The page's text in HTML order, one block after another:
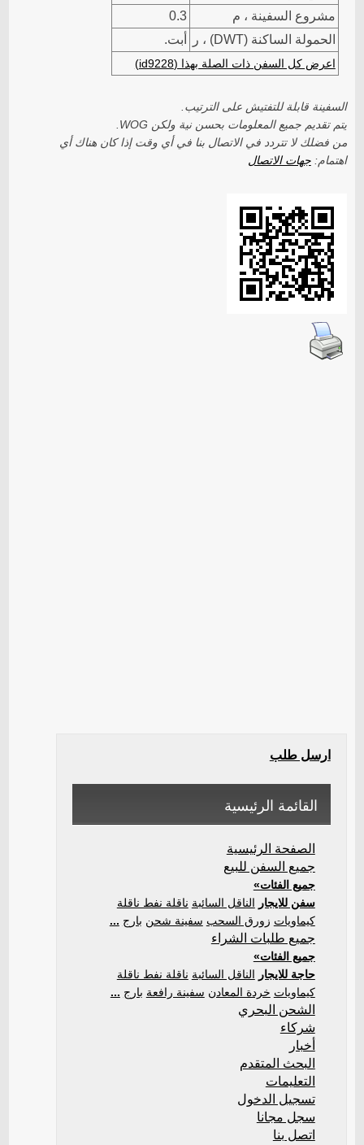
مشروع السفينة ، م
0.3
الحمولة الساكنة (DWT) ، ر
أبت.
اعرض كل السفن ذات الصلة بهذا (id9228)
السفينة قابلة للتفتيش على الترتيب.
يتم تقديم جميع المعلومات بحسن نية ولكن WOG.
من فضلك لا تتردد في الاتصال بنا في أي وقت إذا كان هناك أي
اهتمام:جهات الاتصال
ارسل طلب
القائمة الرئيسية
الصفحة الرئيسية
جميع السفن للبيع
جميع الفئات»
سفن للايجار الناقل السائبة ناقلة نفط ناقلة
كيماويات زورق السحب سفينة شحن بارج ...
جميع طلبات الشراء
جميع الفئات»
حاجة للايجار الناقل السائبة ناقلة نفط ناقلة
كيماويات خردة المعادن سفينة رافعة بارج ...
الشحن البحري
شركاء
أخبار
البحث المتقدم
التعليمات
تسجيل الدخول
سجل مجانا
اتصل بنا